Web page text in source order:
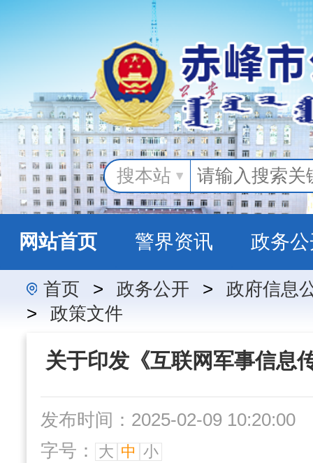
搜本站
网站首页 警界资讯 政务
警民互动
首页 > 政务公开 >
政府信息
>
政策文件
关于印发《互联网军事信息
发布时间：2025-02-09 10:20:00
字号：
大 中 小